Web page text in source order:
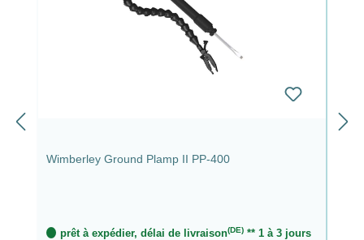
Wimberley Ground Plamp II PP-400
prêt à expédier, délai de livraison(DE)** 1 à 3 jours